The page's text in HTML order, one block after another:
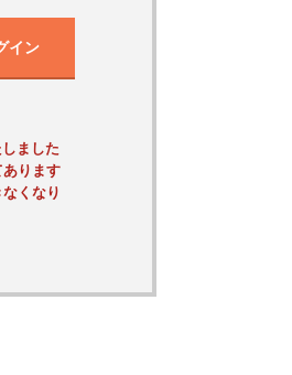
イン
ました
ります
くなり